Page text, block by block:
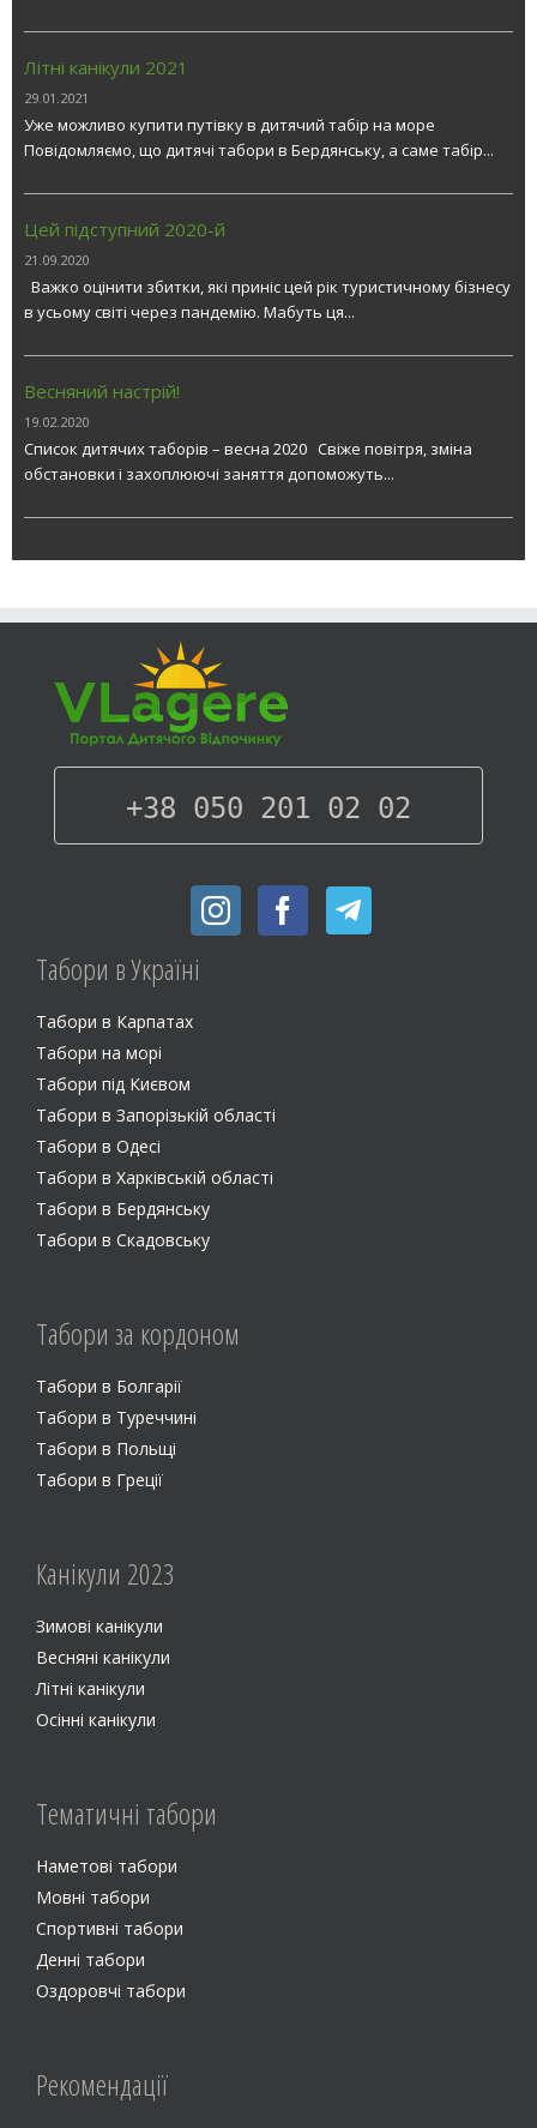
Літні канікули 2021
29.01.2021
Уже можливо купити путівку в дитячий табір на море
Повідомляємо, що дитячі табори в Бердянську, а саме табір...
Цей підступний 2020-й
21.09.2020
Важко оцінити збитки, які приніс цей рік туристичному бізнесу
в усьому світі через пандемію. Мабуть ця...
Весняний настрій!
19.02.2020
Список дитячих таборів – весна 2020 Свіже повітря, зміна
обстановки і захоплюючі заняття допоможуть...
+38 050 201 02 02
Табори в Українi
Табори в Карпатах
Табори на морi
Табори під Києвом
Табори в Запорізькій області
Табори в Одесі
Табори в Харківській області
Табори в Бердянську
Табори в Скадовську
Табори за кордоном
Табори в Болгарії
Табори в Туреччині
Табори в Польщі
Табори в Греції
Канiкули 2023
Зимові канікули
Весняні канікули
Літні канікули
Осінні канікули
Тематичні табори
Наметові табори
Мовні табори
Спортивні табори
Денні табори
Оздоровчі табори
Рекомендації